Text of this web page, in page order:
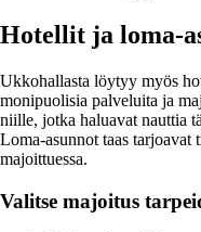
Hotellit ja loma-
Ukkohallasta löytyy myös
monipuolisia palveluita ja
niille, jotka haluavat nauttia
Loma-asunnot taas tarjoavat
majoittuessa.
Valitse majoitus